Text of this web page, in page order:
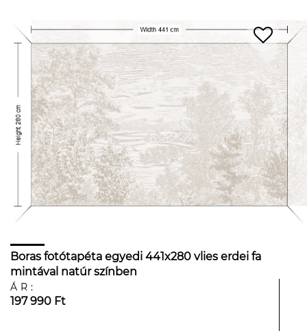
Boras fotótapéta egyedi 441x280 vlies erdei fa
mintával natúr színben
ÁR:
197 990 Ft